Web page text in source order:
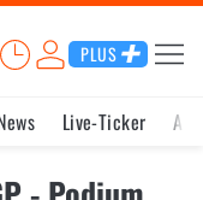
PLUS
Live-Ticker